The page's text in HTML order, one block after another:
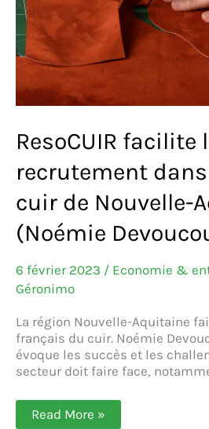
ResoCUIR facilite
recrutement
cuir de Nouvelle-
(Noémie
6 février 2023 / Economie &
Géronimo
La région Nouvelle-Aquitaine
français du cuir. Noémie
évoque les succès et les
secteur doit faire face,
ResoCUIR
Read More »